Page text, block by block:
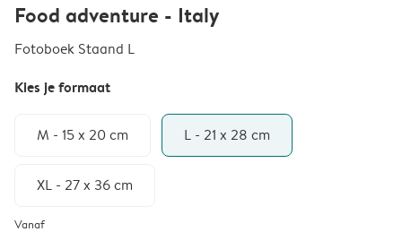
Food adventure - Italy
Fotoboek Staand L
Kies je formaat
M - 15 x 20 cm L - 21 x 28 cm
XL - 27 x 36 cm
Vanaf